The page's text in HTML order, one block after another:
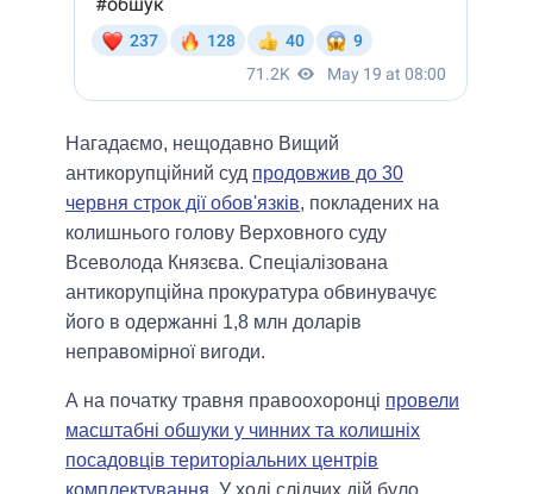
Нагадаємо, нещодавно Вищий
антикорупційний суд продовжив до 30
червня строк дії обов'язків, покладених на
колишнього голову Верховного суду
Всеволода Князєва. Спеціалізована
антикорупційна прокуратура обвинувачує
його в одержанні 1,8 млн доларів
неправомірної вигоди.
А на початку травня правоохоронці провели
масштабні обшуки у чинних та колишніх
посадовців територіальних центрів
комплектування. У ході слідчих дій було